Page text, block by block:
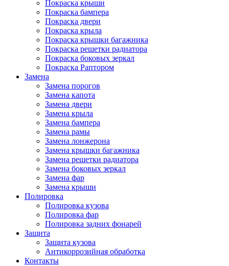
Покраска крыши
Покраска бампера
Покраска двери
Покраска крыла
Покраска крышки багажника
Покраска решетки радиатора
Покраска боковых зеркал
Покраска Раптором
Замена
Замена порогов
Замена капота
Замена двери
Замена крыла
Замена бампера
Замена рамы
Замена лонжерона
Замена крышки багажника
Замена решетки радиатора
Замена боковых зеркал
Замена фар
Замена крыши
Полировка
Полировка кузова
Полировка фар
Полировка задних фонарей
Защита
Защита кузова
Антикоррозийная обработка
Контакты